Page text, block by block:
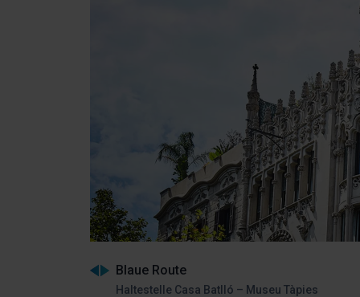
Blaue Route
Haltestelle Casa Batlló – Museu Tàpies